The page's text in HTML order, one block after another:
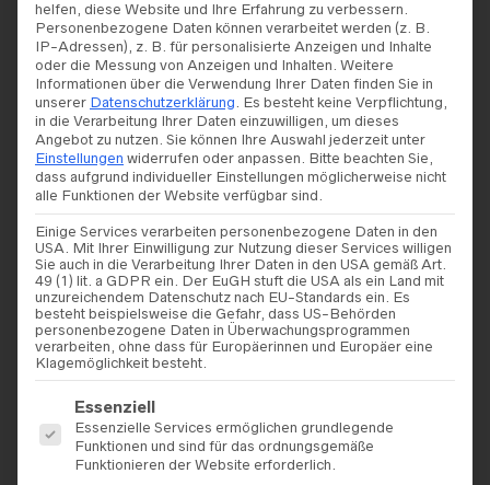
FILTERS
BRAUTKLEIDER
REMBO
STYLING
SALE!
BRAUTKLEIDER,
STYLING,OUTLET
BRAUTMODE SALE
helfen, diese Website und Ihre Erfahrung zu verbessern.
Personenbezogene Daten können verarbeitet werden (z. B.
IP-Adressen), z. B. für personalisierte Anzeigen und Inhalte
oder die Messung von Anzeigen und Inhalten. Weitere
Informationen über die Verwendung Ihrer Daten finden Sie in
unserer Datenschutzerklärung. Es besteht keine Verpflichtung,
in die Verarbeitung Ihrer Daten einzuwilligen, um dieses
Angebot zu nutzen. Sie können Ihre Auswahl jederzeit unter
Einstellungen widerrufen oder anpassen. Bitte beachten Sie,
dass aufgrund individueller Einstellungen möglicherweise nicht
alle Funktionen der Website verfügbar sind.
Einige Services verarbeiten personenbezogene Daten in den
USA. Mit Ihrer Einwilligung zur Nutzung dieser Services willigen
Sie auch in die Verarbeitung Ihrer Daten in den USA gemäß Art.
49 (1) lit. a GDPR ein. Der EuGH stuft die USA als ein Land mit
unzureichendem Datenschutz nach EU-Standards ein. Es
besteht beispielsweise die Gefahr, dass US-Behörden
personenbezogene Daten in Überwachungsprogrammen
verarbeiten, ohne dass für Europäerinnen und Europäer eine
Klagemöglichkeit besteht.
Es folgt eine Liste der Service-Gruppen, für die eine
Essenziell
Essenzielle Services ermöglichen grundlegende
Funktionen und sind für das ordnungsgemäße
Funktionieren der Website erforderlich.